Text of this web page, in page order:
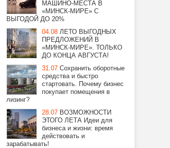
МАШИНО-МЕСТА В
«МИНСК-МИРЕ» С
ВЫГОДОЙ ДО 20%
04.08 ЛЕТО ВЫГОДНЫХ
ПРЕДЛОЖЕНИЙ В
«МИНСК-МИРЕ». ТОЛЬКО
ДО КОНЦА АВГУСТА!
31.07 Сохранить оборотные
средства и быстро
стартовать. Почему бизнес
покупает помещения в
лизинг?
28.07 ВОЗМОЖНОСТИ
ЭТОГО ЛЕТА Идеи для
бизнеса и жизни: время
действовать и
зарабатывать!